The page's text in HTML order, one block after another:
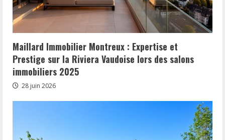
Maillard Immobilier Montreux : Expertise et
Prestige sur la Riviera Vaudoise lors des salons
immobiliers 2025
28 juin 2026